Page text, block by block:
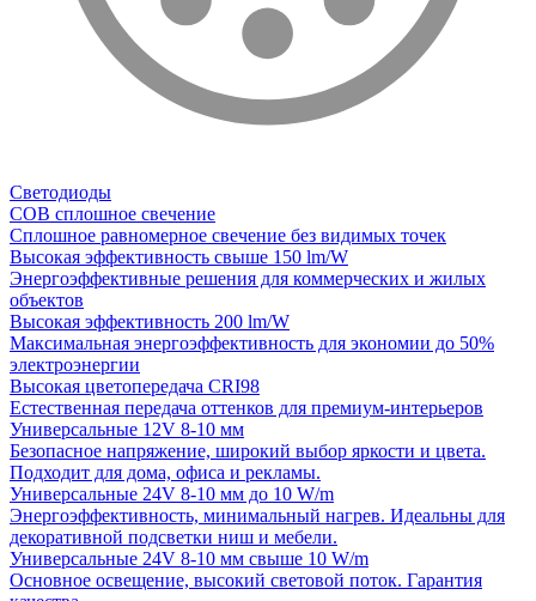
Светодиоды
COB сплошное свечение
Сплошное равномерное свечение без видимых точек
Высокая эффективность свыше 150 lm/W
Энергоэффективные решения для коммерческих и жилых
объектов
Высокая эффективность 200 lm/W
Максимальная энергоэффективность для экономии до 50%
электроэнергии
Высокая цветопередача CRI98
Естественная передача оттенков для премиум-интерьеров
Универсальные 12V 8-10 мм
Безопасное напряжение, широкий выбор яркости и цвета.
Подходит для дома, офиса и рекламы.
Универсальные 24V 8-10 мм до 10 W/m
Энергоэффективность, минимальный нагрев. Идеальны для
декоративной подсветки ниш и мебели.
Универсальные 24V 8-10 мм свыше 10 W/m
Основное освещение, высокий световой поток. Гарантия